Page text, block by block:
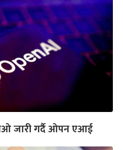
जारी गर्दै ओपन एआई